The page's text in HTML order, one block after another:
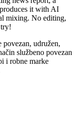
it with AI
mixing. No editing,
udružen,
službeno povezan
i robne marke